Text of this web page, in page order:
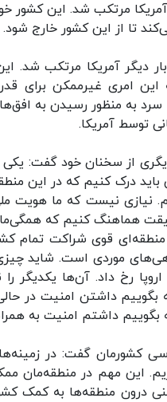
مرتکب شد. این کشور
تا از این کشور خارج شود.
دیگر آمریکا مرتکب شد.
این امری غیرممکن برای
سرد به منظور رسیدن به
توسط آمریکا.
از سخنان خود گفت:
درک کنیم که در این
نیازی نیست که ما هویت
هماهنگ کنیم که
منطقه‌ای قوی شراکت تمام
موردی است. شاید
رخ داد. آن‌ها یکدیگر
بگوییم داشتن امنیت در
داشتم امنیت به
کشورمان گفت: در
این مهم در منطقه‌مان
درون منطقه‌ها به کمک